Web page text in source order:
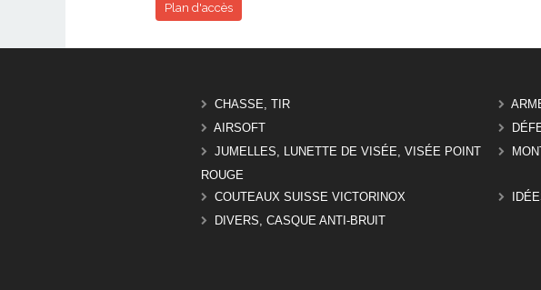
Plan d'accès
CHASSE, TIR
AIRSOFT
JUMELLES, LUNETTE DE VISÉE, VISÉE POINT
ROUGE
COUTEAUX SUISSE VICTORINOX
DIVERS, CASQUE ANTI-BRUIT